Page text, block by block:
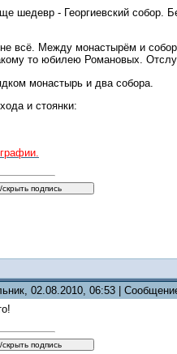
шедевр - Георгиевский собор.
всё. Между монастырём и
то юбилею Романовых.
монастырь и два собора.
и стоянки:
02.08.2010, 06:53 |